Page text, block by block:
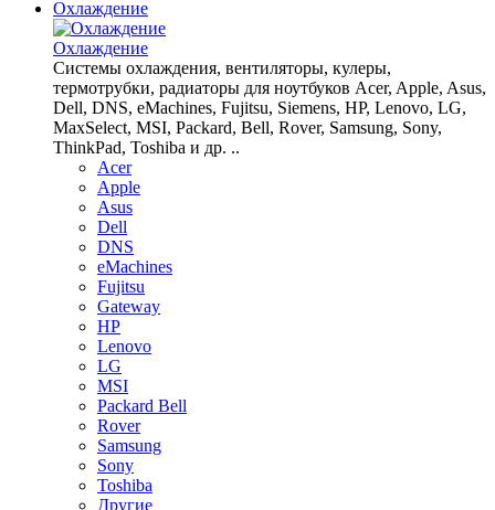
Охлаждение
Охлаждение
Системы охлаждения, вентиляторы, кулеры,
термотрубки, радиаторы для ноутбуков Acer, Apple, Asus,
Dell, DNS, eMachines, Fujitsu, Siemens, HP, Lenovo, LG,
MaxSelect, MSI, Packard, Bell, Rover, Samsung, Sony,
ThinkPad, Toshiba и др. ..
Acer
Apple
Asus
Dell
DNS
eMachines
Fujitsu
Gateway
HP
Lenovo
LG
MSI
Packard Bell
Rover
Samsung
Sony
Toshiba
Другие